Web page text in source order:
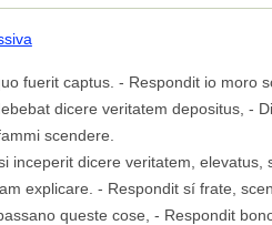
fuerit captus. - Respondit io moro
dicere veritatem depositus, -
scendere.
inceperit dicere veritatem, elevatus,
explicare. - Respondit sí frate,
queste cose, - Respondit